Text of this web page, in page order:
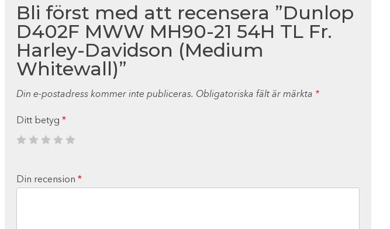
Bli först med att recensera ”Dunlop
D402F MWW MH90-21 54H TL Fr.
Harley-Davidson (Medium
Whitewall)”
Din e-postadress kommer inte publiceras. Obligatoriska fält är märkta *
Ditt betyg *
Din recension *